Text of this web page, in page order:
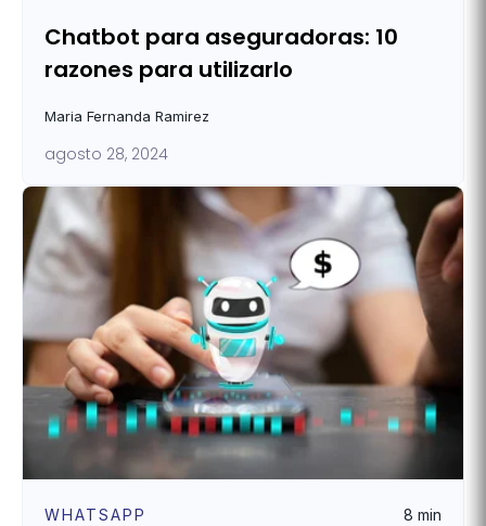
Chatbot para aseguradoras: 10
razones para utilizarlo
Maria Fernanda Ramirez
agosto 28, 2024
WHATSAPP 8 min